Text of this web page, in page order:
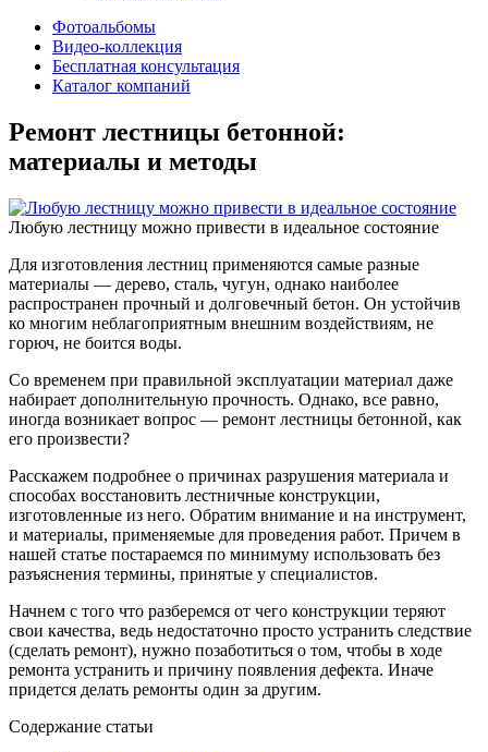
Фотоальбомы
Видео-коллекция
Бесплатная консультация
Каталог компаний
Ремонт лестницы бетонной:
материалы и методы
Любую лестницу можно привести в идеальное состояние
Для изготовления лестниц применяются самые разные
материалы — дерево, сталь, чугун, однако наиболее
распространен прочный и долговечный бетон. Он устойчив
ко многим неблагоприятным внешним воздействиям, не
горюч, не боится воды.
Со временем при правильной эксплуатации материал даже
набирает дополнительную прочность. Однако, все равно,
иногда возникает вопрос — ремонт лестницы бетонной, как
его произвести?
Расскажем подробнее о причинах разрушения материала и
способах восстановить лестничные конструкции,
изготовленные из него. Обратим внимание и на инструмент,
и материалы, применяемые для проведения работ. Причем в
нашей статье постараемся по минимуму использовать без
разъяснения термины, принятые у специалистов.
Начнем с того что разберемся от чего конструкции теряют
свои качества, ведь недостаточно просто устранить следствие
(сделать ремонт), нужно позаботиться о том, чтобы в ходе
ремонта устранить и причину появления дефекта. Иначе
придется делать ремонты один за другим.
Содержание статьи